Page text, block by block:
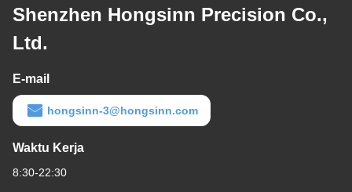
Shenzhen Hongsinn Precision Co.,
Ltd.
E-mail
hongsinn-3@hongsinn.com
Waktu Kerja
8:30-22:30